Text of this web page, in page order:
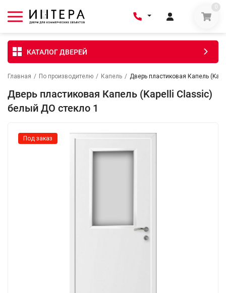
0
КАТАЛОГ ДВЕРЕЙ
Главная / По производителю / Капель / Дверь пластиковая Капель
Дверь пластиковая Капель (Kapelli Classic)
белый ДО стекло 1
Под заказ